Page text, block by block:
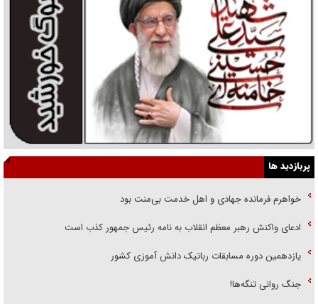
پربازدید ها
خواهرم فرمانده جهادی و اهل خدمت بی‌منت بود
ادعای واکنش رهبر معظم انقلاب به نامه رئیس جمهور کذب است
یازدهمین دوره مسابقات رباتیک دانش آموزی کشور
جنگ روانی تنگه‌ها!